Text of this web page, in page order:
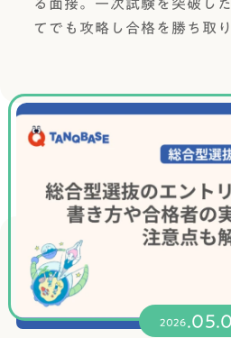
データを集め、現代人にも
いう独自の仮説を検証して
えて実験や調査ができるも
いがあるかどうかが最大の
マを選ぶ際には、それが独
かを常に意識しましょう。
研究には大きく分けて次の
ます。ステップ概要1. テー
何を明らかにしたいかを決
味から始めて、具体的な独
いくプロセスです。2. 先行
問いに関連する論文、書
る面接。一次試験を突破し
てでも攻略し合格を勝ち取
るポイントをご紹介します
安を抱えている方や、でき
いての知識を蓄えたい方に
学に総合型選抜で合格した
な受験生になりましょう！
て？総合型選抜の面接には
(グループ面接)の２パター
は大学の教授であることが
学部学科によって形式が異
するのはどんな形式か、今
2026